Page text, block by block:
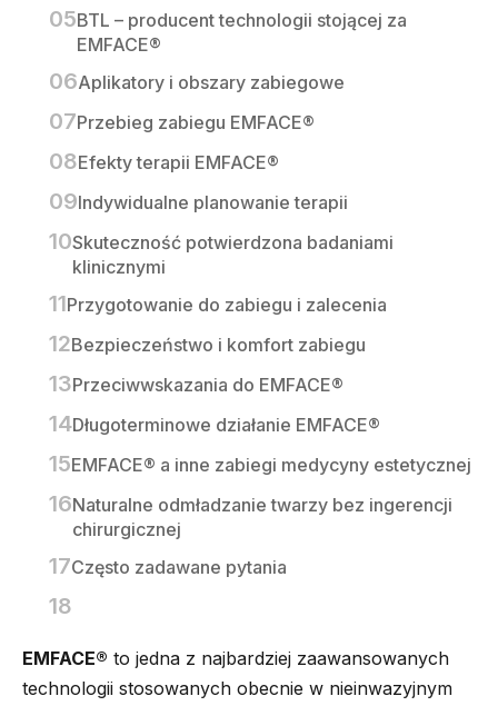
BTL – producent technologii stojącej za
EMFACE®
Aplikatory i obszary zabiegowe
Przebieg zabiegu EMFACE®
Efekty terapii EMFACE®
Indywidualne planowanie terapii
Skuteczność potwierdzona badaniami
klinicznymi
Przygotowanie do zabiegu i zalecenia
Bezpieczeństwo i komfort zabiegu
Przeciwwskazania do EMFACE®
Długoterminowe działanie EMFACE®
EMFACE® a inne zabiegi medycyny estetycznej
Naturalne odmładzanie twarzy bez ingerencji
chirurgicznej
Często zadawane pytania
EMFACE® to jedna z najbardziej zaawansowanych
technologii stosowanych obecnie w nieinwazyjnym